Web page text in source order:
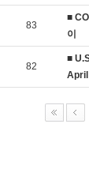
83
■
이
82
■
April